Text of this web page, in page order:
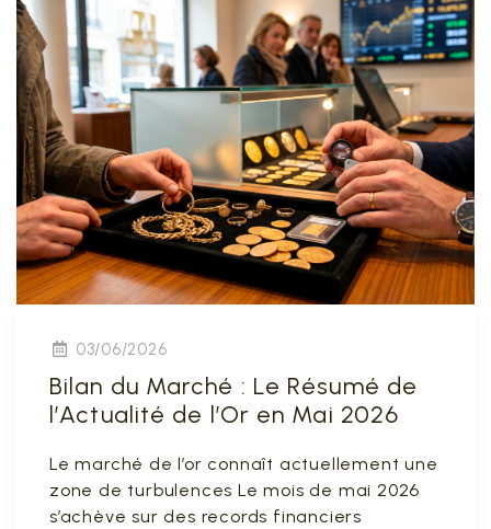
03/06/2026
Bilan du Marché : Le Résumé de
l’Actualité de l’Or en Mai 2026
Le marché de l’or connaît actuellement une
zone de turbulences Le mois de mai 2026
s’achève sur des records financiers